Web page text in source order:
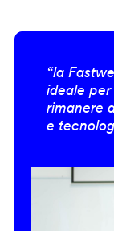
“la
ideale
rimanere
e